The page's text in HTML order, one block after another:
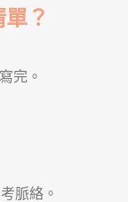
？
完。
脈絡。